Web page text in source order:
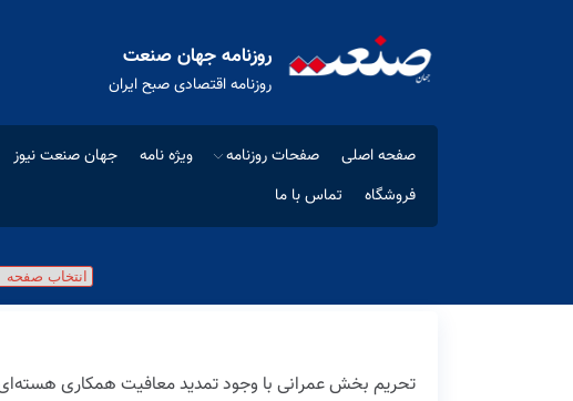
روزنامه جهان صنعت
روزنامه اقتصادی صبح ایران
صفحه اصلی صفحات روزنامه ویژه نامه جهان صنعت نیوز
فروشگاه
تماس با ما
تحریم بخش عمرانی با وجود تمدید معافیت همکاری هسته‌ای